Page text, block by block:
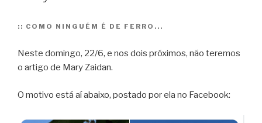
:: COMO NINGUÉM É DE FERRO...
Neste domingo, 22/6, e nos dois próximos, não teremos
o artigo de Mary Zaidan.
O motivo está aí abaixo, postado por ela no Facebook: